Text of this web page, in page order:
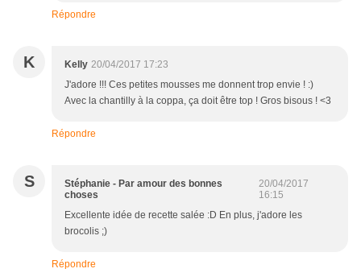
Répondre
K Kelly 20/04/2017 17:23
J'adore !!! Ces petites mousses me donnent trop envie ! :)
Avec la chantilly à la coppa, ça doit être top ! Gros bisous ! <3
Répondre
S
Stéphanie - Par amour des bonnes
choses
20/04/2017
16:15
Excellente idée de recette salée :D En plus, j'adore les
brocolis ;)
Répondre